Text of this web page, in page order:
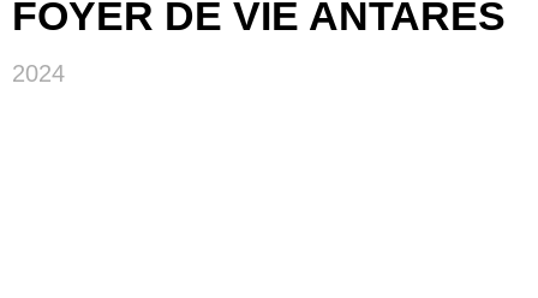
FOYER DE VIE ANTARES
2024